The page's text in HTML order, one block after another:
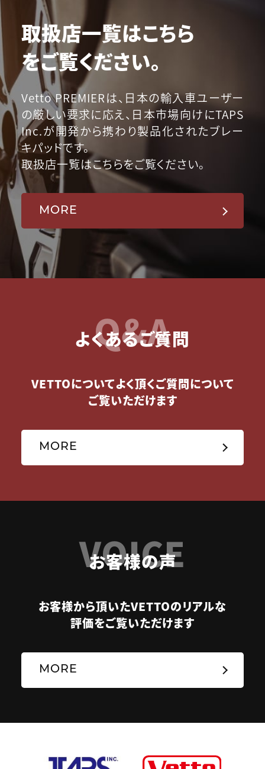
取扱店一覧はこちら
をご覧ください。
Vetto PREMIERは、日本の輸入車ユーザー
の厳しい要求に応え、日本市場向けにTAPS
Inc.が開発から携わり製品化されたブレー
キパッドです。
取扱店一覧はこちらをご覧ください。
MORE
Q&A
よくあるご質問
VETTOについてよく頂くご質問について
ご覧いただけます
MORE
VOICE
お客様の声
お客様から頂いたVETTOのリアルな
評価をご覧いただけます
MORE